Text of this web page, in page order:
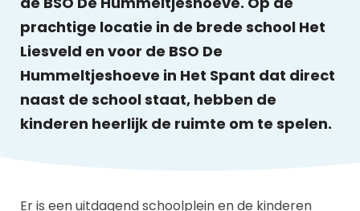
prachtige locatie in de brede school Het
Liesveld en voor de BSO De
Hummeltjeshoeve in Het Spant dat direct
naast de school staat, hebben de
kinderen heerlijk de ruimte om te spelen.
Er is een uitdagend schoolplein en de kinderen